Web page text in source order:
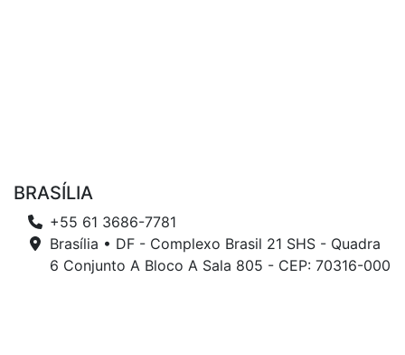
BRASÍLIA
+55 61 3686-7781
Brasília • DF - Complexo Brasil 21 SHS - Quadra
6 Conjunto A Bloco A Sala 805 - CEP: 70316-000